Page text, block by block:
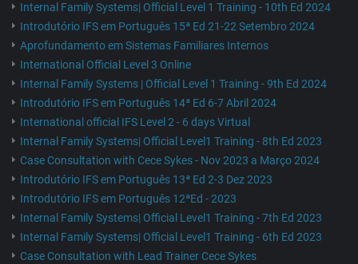
Internal Family Systems| Official Level 1 Training - 10th Ed 2024
Introdutório IFS em Português 15ª Ed 21-22 Setembro 2024
Aprofundamento em Sistemas Familiares Internos
International Official Level 3 Online
Internal Family Systems | Official Level 1 Training - 9th Ed 2024
Introdutório IFS em Português 14ª Ed 6-7 Abril 2024
International official IFS Level 2 - 6 days Virtual
Internal Family Systems| Official Level1 Training - 8th Ed 2023
Case Consultation with Cece Sykes - Nov 2023 a Março 2024
Introdutório IFS em Português 13ª Ed 2-3 Dez 2023
Introdutório IFS em Português 12ªEd - 2023
Internal Family Systems| Official Level1 Training - 7th Ed 2023
Internal Family Systems| Official Level1 Training - 6th Ed 2023
Case Consultation with Lead Trainer Cece Sykes